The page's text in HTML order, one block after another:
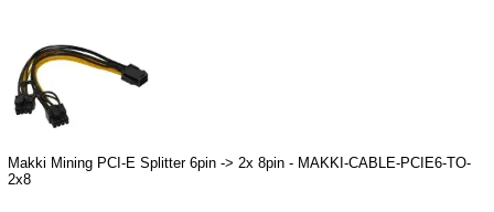
Makki Mining PCI-E Splitter 6pin -> 2x 8pin - MAKKI-CABLE-PCIE6-TO-
2x8